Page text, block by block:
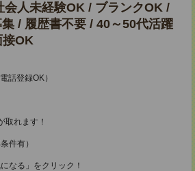
会人未経験OK / ブランクOK /
/ 履歴書不要 / 40～50代活躍
接OK
話登録OK）
取れます！
件有）
なる」をクリック！